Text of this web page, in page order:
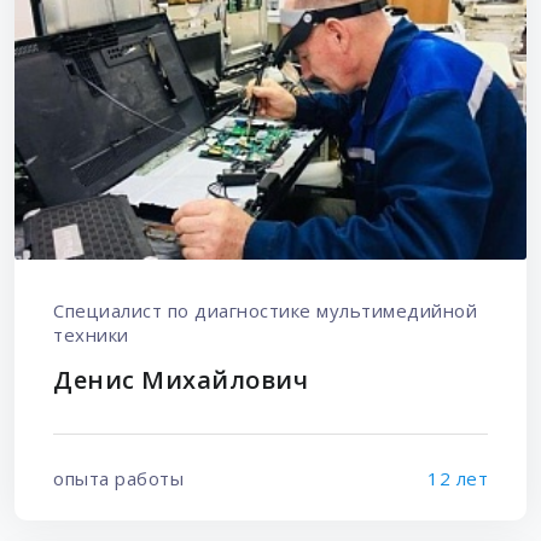
Специалист по диагностике мультимедийной
техники
Денис Михайлович
опыта работы 12 лет